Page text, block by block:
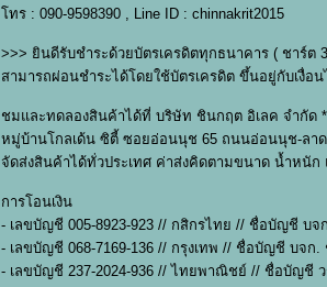
โทร : 090-9598390 , Line ID : chinnakrit2015
>>> ยินดีรับชำระด้วยบัตรเครดิตทุกธนาคาร ( ชาร์ต
สามารถผ่อนชำระได้โดยใช้บัตรเครดิต ขึ้นอยู่กับเงื่อ
ชมและทดลองสินค้าได้ที่ บริษัท ชินกฤต อิเลค จำกัด
หมู่บ้านโกลเด้น ซิตี้ ซอยอ่อนนุช 65 ถนนอ่อนนุช-ลาด
จัดส่งสินค้าได้ทั่วประเทศ ค่าส่งคิดตามขนาด น้ำหนัก
การโอนเงิน
- เลขบัญชี 005-8923-923 // กสิกรไทย // ชื่อบัญชี บจ
- เลขบัญชี 068-7169-136 // กรุงเทพ // ชื่อบัญชี บจก.
- เลขบัญชี 237-2024-936 // ไทยพาณิชย์ // ชื่อบัญชี